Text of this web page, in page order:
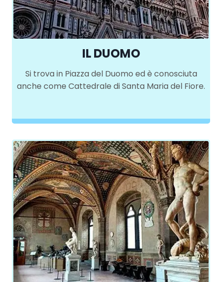
IL DUOMO
Si trova in Piazza del Duomo ed è conosciuta
anche come Cattedrale di Santa Maria del Fiore.